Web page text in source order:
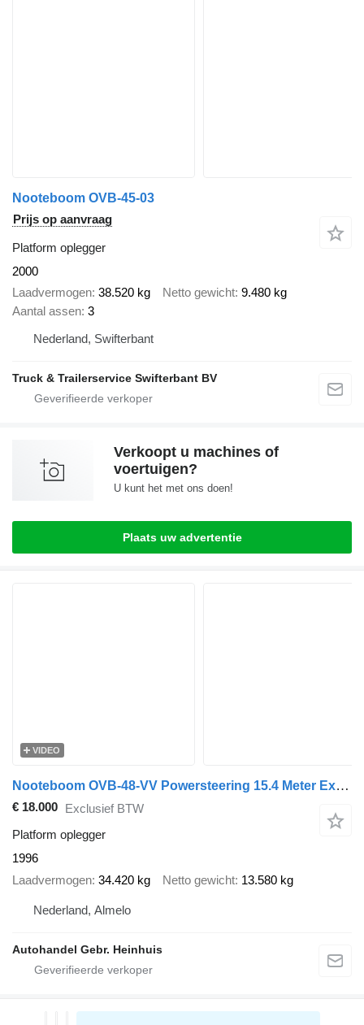
Nooteboom OVB-45-03
Prijs op aanvraag
Platform oplegger
2000
Laadvermogen 38.520 kg Netto gewicht 9.480 kg
Aantal assen 3
Nederland, Swifterbant
Truck & Trailerservice Swifterbant BV
Verkoopt u machines of
voertuigen?
U kunt het met ons doen!
Plaats uw advertentie
VIDEO
Nooteboom OVB-48-VV Powersteering 15.4 Meter Extandable!
€ 18.000 Exclusief BTW
Platform oplegger
1996
Laadvermogen 34.420 kg Netto gewicht 13.580 kg
Nederland, Almelo
Autohandel Gebr. Heinhuis